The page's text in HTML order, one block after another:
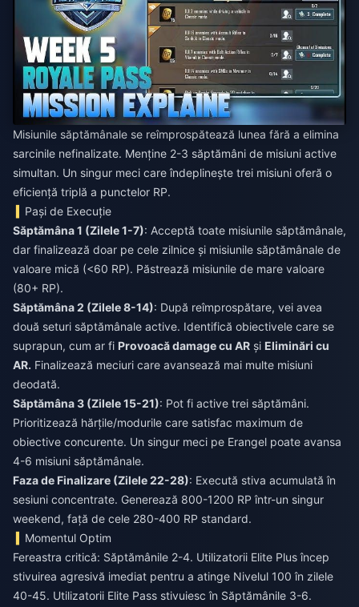
Misiunile săptămânale se reîmprospătează lunea fără a elimina
sarcinile nefinalizate. Menține 2-3 săptămâni de misiuni active
simultan. Un singur meci care îndeplinește trei misiuni oferă o
eficiență triplă a punctelor RP.
Pași de Execuție
Săptămâna 1 (Zilele 1-7): Acceptă toate misiunile săptămânale,
dar finalizează doar pe cele zilnice și misiunile săptămânale de
valoare mică (<60 RP). Păstrează misiunile de mare valoare
(80+ RP).
Săptămâna 2 (Zilele 8-14): După reîmprospătare, vei avea
două seturi săptămânale active. Identifică obiectivele care se
suprapun, cum ar fi Provoacă damage cu AR și Eliminări cu
AR. Finalizează meciuri care avansează mai multe misiuni
deodată.
Săptămâna 3 (Zilele 15-21): Pot fi active trei săptămâni.
Prioritizează hărțile/modurile care satisfac maximum de
obiective concurente. Un singur meci pe Erangel poate avansa
4-6 misiuni săptămânale.
Faza de Finalizare (Zilele 22-28): Execută stiva acumulată în
sesiuni concentrate. Generează 800-1200 RP într-un singur
weekend, față de cele 280-400 RP standard.
Momentul Optim
Fereastra critică: Săptămânile 2-4. Utilizatorii Elite Plus încep
stivuirea agresivă imediat pentru a atinge Nivelul 100 în zilele
40-45. Utilizatorii Elite Pass stivuiesc în Săptămânile 3-6.